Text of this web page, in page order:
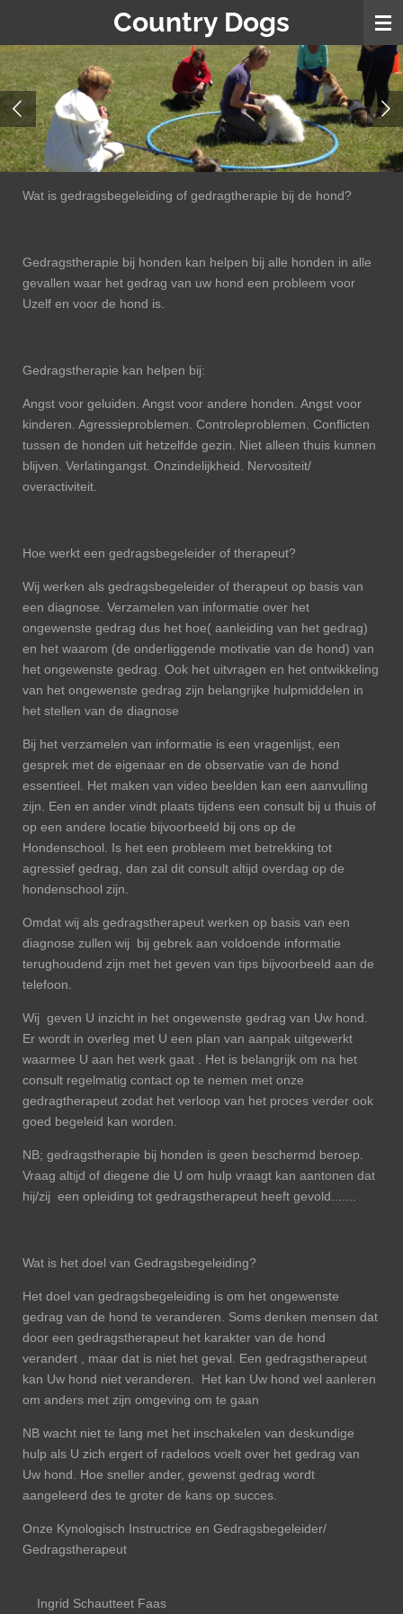
naar
de
hoofdinhoud
Country Dogs
Wat is gedragsbegeleiding of gedragtherapie bij de hond?
Gedragstherapie bij honden kan helpen bij alle honden in alle
gevallen waar het gedrag van uw hond een probleem voor
Uzelf en voor de hond is.
Gedragstherapie kan helpen bij:
Angst voor geluiden. Angst voor andere honden. Angst voor
kinderen. Agressieproblemen. Controleproblemen. Conflicten
tussen de honden uit hetzelfde gezin. Niet alleen thuis kunnen
blijven. Verlatingangst. Onzindelijkheid. Nervositeit/
overactiviteit.
Hoe werkt een gedragsbegeleider of therapeut?
Wij werken als gedragsbegeleider of therapeut op basis van
een diagnose. Verzamelen van informatie over het
ongewenste gedrag dus het hoe( aanleiding van het gedrag)
en het waarom (de onderliggende motivatie van de hond) van
het ongewenste gedrag. Ook het uitvragen en het ontwikkeling
van het ongewenste gedrag zijn belangrijke hulpmiddelen in
het stellen van de diagnose
Bij het verzamelen van informatie is een vragenlijst, een
gesprek met de eigenaar en de observatie van de hond
essentieel. Het maken van video beelden kan een aanvulling
zijn. Een en ander vindt plaats tijdens een consult bij u thuis of
op een andere locatie bijvoorbeeld bij ons op de
Hondenschool. Is het een probleem met betrekking tot
agressief gedrag, dan zal dit consult altijd overdag op de
hondenschool zijn.
Omdat wij als gedragstherapeut werken op basis van een
diagnose zullen wij bij gebrek aan voldoende informatie
terughoudend zijn met het geven van tips bijvoorbeeld aan de
telefoon.
Wij geven U inzicht in het ongewenste gedrag van Uw hond.
Er wordt in overleg met U een plan van aanpak uitgewerkt
waarmee U aan het werk gaat . Het is belangrijk om na het
consult regelmatig contact op te nemen met onze
gedragtherapeut zodat het verloop van het proces verder ook
goed begeleid kan worden.
NB; gedragstherapie bij honden is geen beschermd beroep.
Vraag altijd of diegene die U om hulp vraagt kan aantonen dat
hij/zij een opleiding tot gedragstherapeut heeft gevold.......
Wat is het doel van Gedragsbegeleiding?
Het doel van gedragsbegeleiding is om het ongewenste
gedrag van de hond te veranderen. Soms denken mensen dat
door een gedragstherapeut het karakter van de hond
verandert , maar dat is niet het geval. Een gedragstherapeut
kan Uw hond niet veranderen. Het kan Uw hond wel aanleren
om anders met zijn omgeving om te gaan
NB wacht niet te lang met het inschakelen van deskundige
hulp als U zich ergert of radeloos voelt over het gedrag van
Uw hond. Hoe sneller ander, gewenst gedrag wordt
aangeleerd des te groter de kans op succes.
Onze Kynologisch Instructrice en Gedragsbegeleider/
Gedragstherapeut
Ingrid Schautteet Faas